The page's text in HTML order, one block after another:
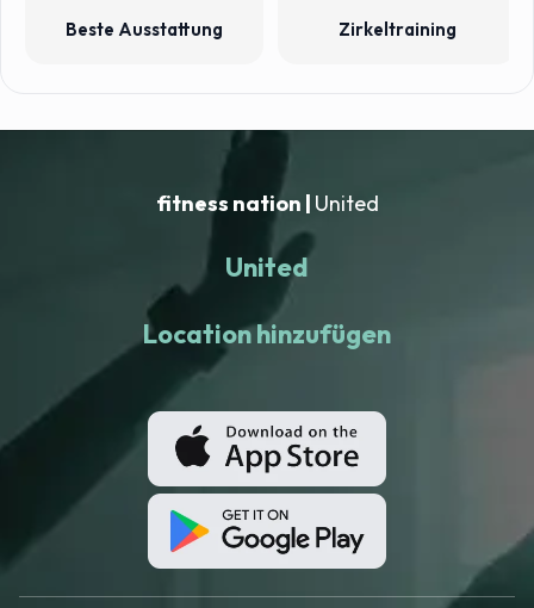
Beste Ausstattung Zirkeltraining
fitness nation | United
United
Location hinzufügen